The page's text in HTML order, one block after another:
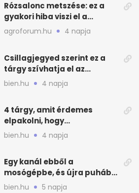
Rózsalonc metszése: ez a
gyakori hiba viszi el a
virágzást
agroforum.hu 4 napja
Csillagjegyed szerint ez a
tárgy szívhatja el az
otthonod energiáját
bien.hu 4 napja
4 tárgy, amit érdemes
elpakolni, hogy
hűvösebbnek tűnjön a lakás
bien.hu 4 napja
Egy kanál ebből a
mosógépbe, és újra puhább
lesz a törölköző
bien.hu 5 napja